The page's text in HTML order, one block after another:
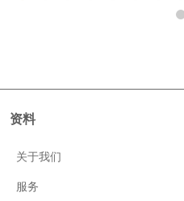
资料
关于我们
服务